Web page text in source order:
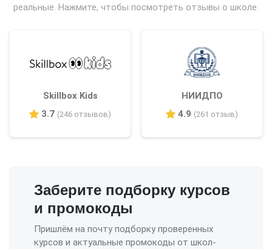
реальные. Нажмите, чтобы посмотреть отзывы о школе.
Skillbox Kids
3.7 (246 отзывов)
НИИДПО
4.9 (261 отзыв)
Заберите подборку курсов
и промокоды
Пришлём на почту подборку проверенных
курсов и актуальные промокоды от школ-